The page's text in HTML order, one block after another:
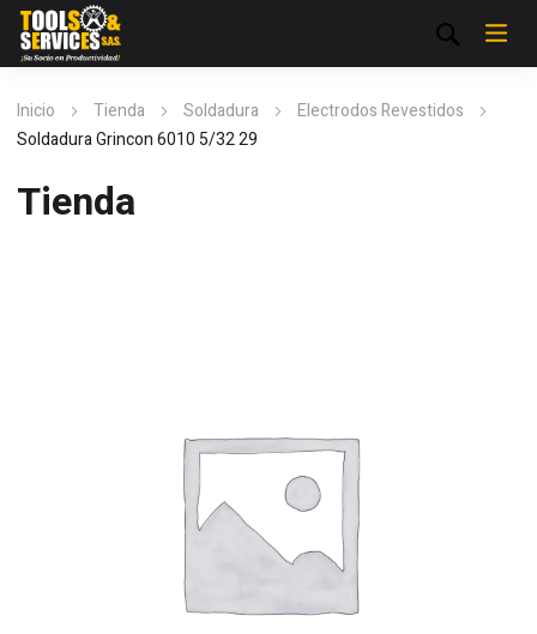
Inicio Tienda Soldadura
Electrodos Revestidos
Soldadura Grincon 6010 5/32 29
Tienda